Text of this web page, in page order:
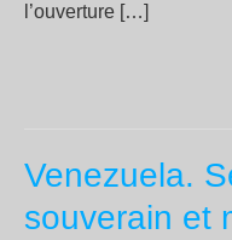
l’ouverture […]
Venezuela.
souverain et